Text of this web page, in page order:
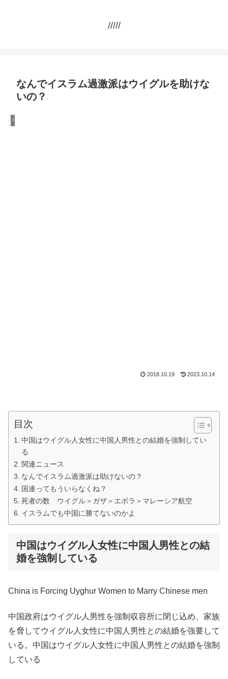
/////
なんでイスラム過激派はウイグルを助けな
いの？
中国
2018.10.19 2023.10.14
目次
中国はウイグル人女性に中国人男性との結婚を強制してい
る
関連ニュース
なんでイスラム過激派は助けないの？
国連ってもういらなくね？
死者の数 ウイグル＞ガザ＞エボラ＞マレーシア航空
イスラムでも中国に勝てないのかよ
中国はウイグル人女性に中国人男性との結
婚を強制している
China is Forcing Uyghur Women to Marry Chinese men
中国政府はウイグル人男性を強制収容所に閉じ込め、家族
を脅してウイグル人女性に中国人男性との結婚を強要して
いる。中国はウイグル人女性に中国人男性との結婚を強制
している